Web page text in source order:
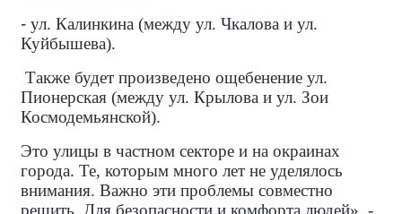
- ул. Калинкина (между ул. Чкалова и ул.
Куйбышева).
Также будет произведено ощебенение ул.
Пионерская (между ул. Крылова и ул. Зои
Космодемьянской).
Это улицы в частном секторе и на окраинах
города. Те, которым много лет не уделялось
внимания. Важно эти проблемы совместно
решить. Для безопасности и комфорта людей», -